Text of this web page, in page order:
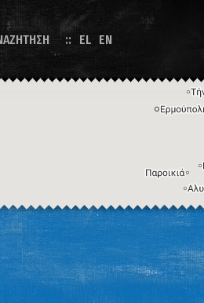
EL EN
να υπόκειται σε πνευματικά δικαιώματα Όροι